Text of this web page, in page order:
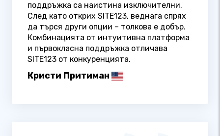
поддръжка са наистина изключителни.
След като открих SITE123, веднага спрях
да търся други опции – толкова е добър.
Комбинацията от интуитивна платформа
и първокласна поддръжка отличава
SITE123 от конкуренцията.
Кристи Притиман